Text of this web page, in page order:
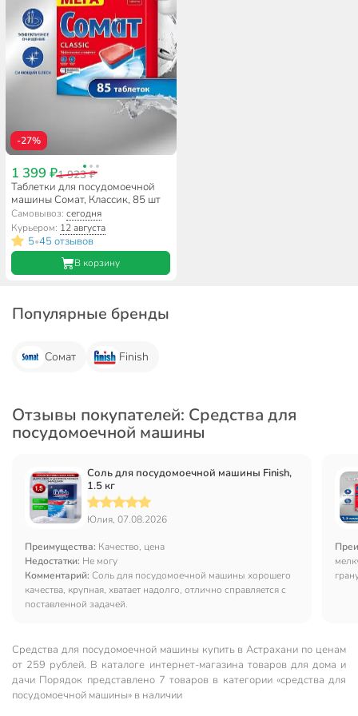
-27%
1 399 ₽1 923 ₽
Таблетки для посудомоечной
машины Сомат, Классик, 85 шт
Самовывоз:сегодня
Курьером: 12 августа
5•45 отзывов
В корзину
Популярные бренды
Сомат Finish
Отзывы покупателей: Средства для
посудомоечной машины
Соль для посудомоечной машины Finish,
1.5 кг
Юлия, 07.08.2026
Преимущества: Качество, цена
Недостатки: Не могу
Комментарий: Соль для посудомоечной машины хорошего
качества, крупная, хватает надолго, отлично справляется с
поставленной задачей.
Средства для посудомоечной машины купить в Астрахани по ценам
от 259 рублей. В каталоге интернет-магазина товаров для дома и
дачи Порядок представлено 7 товаров в категории «средства для
посудомоечной машины» в наличии